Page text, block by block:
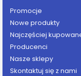
Promocje
Nowe produkty
Najczęściej
Producenci
Nasze sklepy
Skontaktuj się z nami